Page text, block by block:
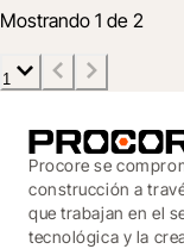
Mostrando 1 de 2
1
Procore se
construcción a
que trabajan en el
tecnológica y la